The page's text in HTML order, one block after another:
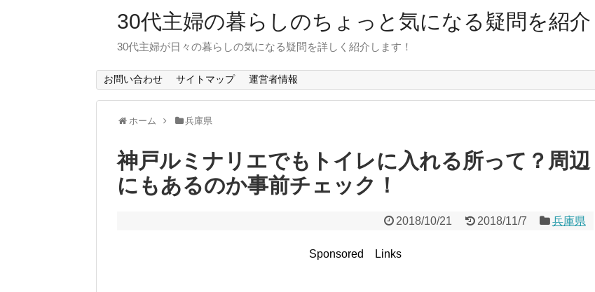
30代主婦の暮らしのちょっと気になる疑問を紹介
30代主婦が日々の暮らしの気になる疑問を詳しく紹介します！
お問い合わせ サイトマップ 運営者情報
ホーム 兵庫県
神戸ルミナリエでもトイレに入れる所って？周辺
にもあるのか事前チェック！
2018/10/21 2018/11/7 兵庫県
Sponsored Links